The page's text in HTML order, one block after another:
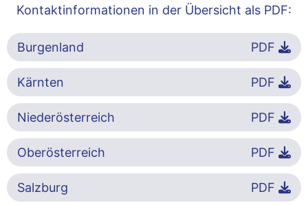
Kontaktinformationen in der Übersicht als PDF:
Burgenland PDF
Kärnten PDF
Niederösterreich PDF
Oberösterreich PDF
Salzburg PDF